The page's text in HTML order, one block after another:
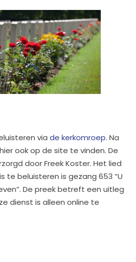
viade kerkomroep. Na
ook op de site te vinden. De
door Freek Koster. Het lied
te beluisteren is gezang 653 “U
De preek betreft een uitleg
dienst is alleen online te